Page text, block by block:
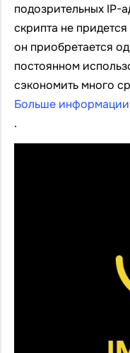
подозрительных IP-
скрипта не
он приобретается
постоянном
сэкономить много
Больше информации
.